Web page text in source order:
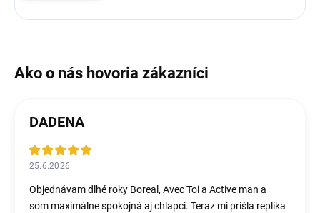
DADENA
25.6.2026
Objednávam dlhé roky Boreal, Avec Toi a Active man a
som maximálne spokojná aj chlapci. Teraz mi prišla replika